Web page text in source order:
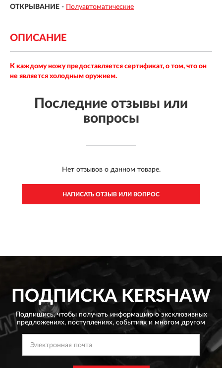
ОТКРЫВАНИЕ - Полуавтоматические
ОПИСАНИЕ
К каждому ножу предоставляется сертификат, о том, что он
не является холодным оружием.
Последние отзывы или
вопросы
Нет отзывов о данном товаре.
НАПИСАТЬ ОТЗЫВ ИЛИ ВОПРОС
ПОДПИСКАKERSHAW
Подпишись, чтобы получать информацию о эксклюзивных
предложениях, поступлениях, событиях и многом другом